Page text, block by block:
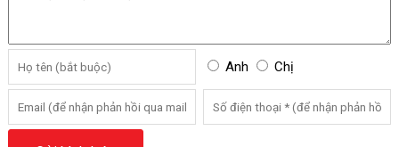
Anh Chị